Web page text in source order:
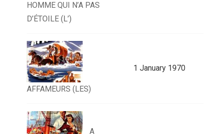
HOMME QUI N’A PAS
D’ÉTOILE (L’)
AFFAMEURS (LES)
1 January 1970
A